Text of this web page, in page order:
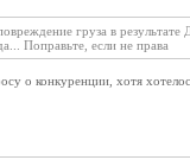
груза в
Поправьте, если не права
о конкуренции, хотя